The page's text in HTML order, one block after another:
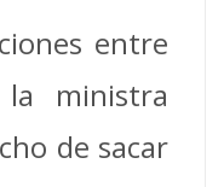
entre
la ministra
de sacar